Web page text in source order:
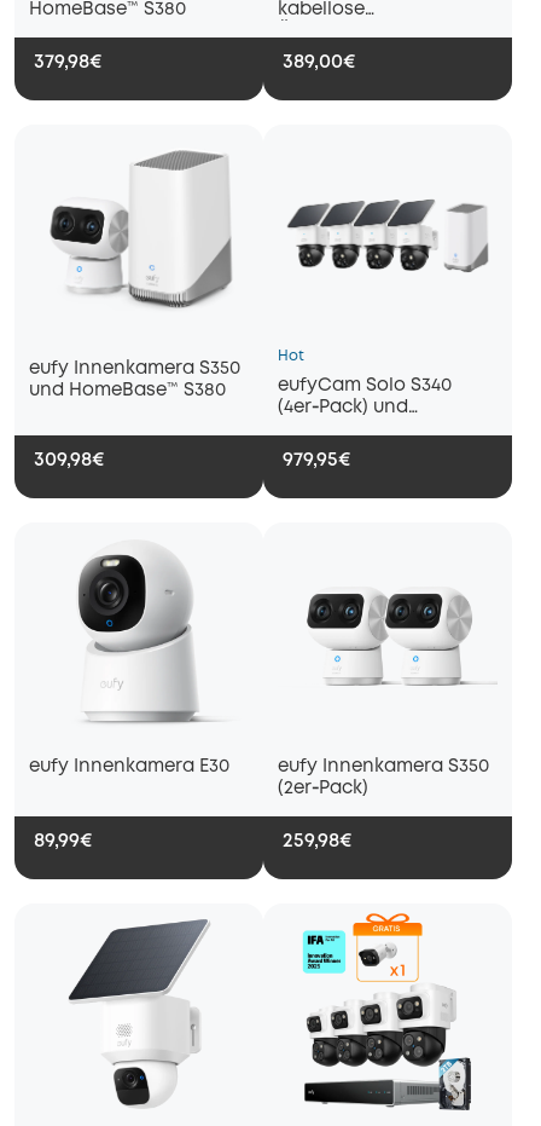
HomeBase™ S380
379,98€
kabellose
für Außen mit
Dual‑Kamera und
Solarpanel (2er‑Pack)
389,00€
eufy Innenkamera S350
und HomeBase™ S380
309,98€
Hot
eufyCam Solo S340
(4er‑Pack) und
979,95€
eufy Innenkamera E30
89,99€
eufy Innenkamera S350
(2er‑Pack)
259,98€